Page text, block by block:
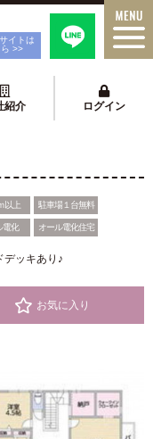
イトは
ら >>
紹介 ログイン
以上 駐車場１台無料
電化 オール電化住宅
ッキあり♪
お気に入り